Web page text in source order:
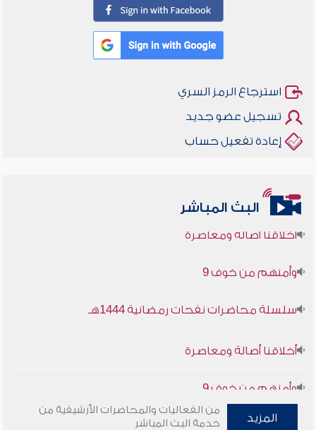
استرجاع الرمز السري
تسجيل عضو جديد
إعادة تفعيل حساب
البث المباشر
أخلاقنا أصالة ومعاصرة
سلسلة محاضرات نفحات رمضانية 1444هـ
المزيد
من الفعاليات والمحاضرات الأرشيفية من
خدمة البث المباشر